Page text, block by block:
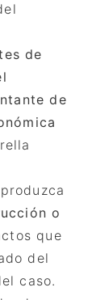
de
de
ómica
o
que
del
caso.